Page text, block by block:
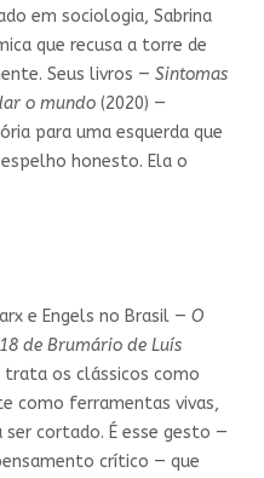
em sociologia, Sabrina
que recusa a torre de
Seus livros — Sintomas
o mundo(2020) —
para uma esquerda que
honesto. Ela o
e Engels no Brasil — O
de Brumário de Luís
trata os clássicos como
como ferramentas vivas,
cortado. É esse gesto —
crítico — que